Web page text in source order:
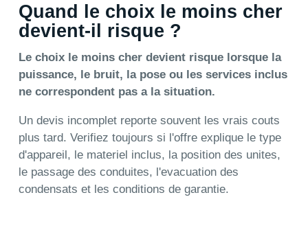
Quand le choix le moins cher
devient-il risque ?
Le choix le moins cher devient risque lorsque la
puissance, le bruit, la pose ou les services inclus
ne correspondent pas a la situation.
Un devis incomplet reporte souvent les vrais couts
plus tard. Verifiez toujours si l'offre explique le type
d'appareil, le materiel inclus, la position des unites,
le passage des conduites, l'evacuation des
condensats et les conditions de garantie.